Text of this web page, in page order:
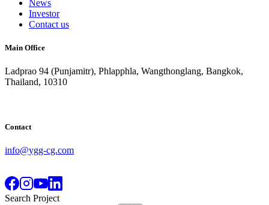
News
Investor
Contact us
Main Office
Ladprao 94 (Punjamitr), Phlapphla, Wangthonglang, Bangkok,
Thailand, 10310
Contact
info@ygg-cg.com
Search Project